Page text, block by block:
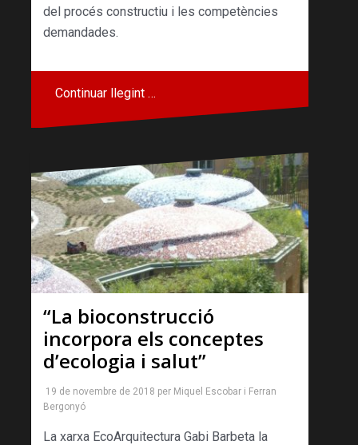
del procés constructiu i les competències
demandades.
Continuar llegint …
“La bioconstrucció
incorpora els conceptes
d’ecologia i salut”
19 de novembre de 2018 per Miquel Escobar i Ferran
Bergonyó
La xarxa EcoArquitectura Gabi Barbeta la